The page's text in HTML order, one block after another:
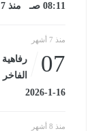
08:11 صـ منذ 7 دقائق
منذ 7 أشهر
07
16-1-2026
منذ 8 أشهر